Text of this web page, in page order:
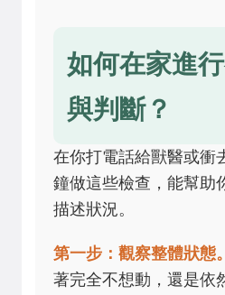
如何在家進
與判斷？
在你打電話給獸醫或衝
鐘做這些檢查，能幫助
描述狀況。
第一步：觀察整體狀態。
著完全不想動，還是依